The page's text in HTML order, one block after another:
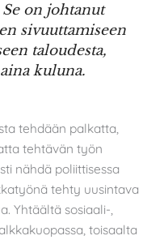
on johtanut
sivuuttamiseen
taloudesta,
kuluna.
tehdään palkatta,
tehtävän työn
nähdä poliittisessa
tehty uusintava
Yhtäältä sosiaali-,
toisaalta